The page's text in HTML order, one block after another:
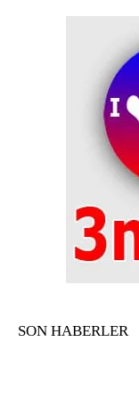
SON HABERLER